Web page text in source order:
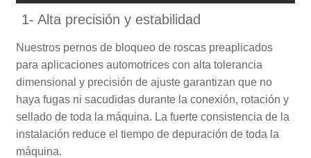
1- Alta precisión y estabilidad
Nuestros pernos de bloqueo de roscas preaplicados
para aplicaciones automotrices con alta tolerancia
dimensional y precisión de ajuste garantizan que no
haya fugas ni sacudidas durante la conexión, rotación y
sellado de toda la máquina. La fuerte consistencia de la
instalación reduce el tiempo de depuración de toda la
máquina.